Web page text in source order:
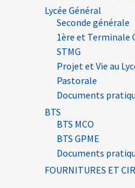
Lycée Général
Seconde générale
1ère et Terminale
STMG
Projet et Vie au
Pastorale
Documents
BTS
BTS MCO
BTS GPME
Documents
FOURNITURES ET